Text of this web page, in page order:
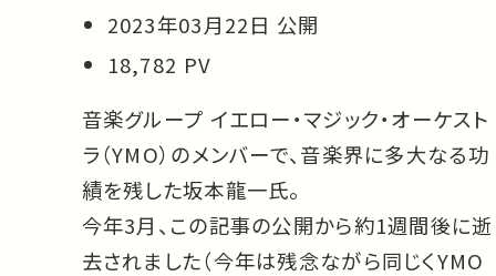
2023年03月22日 公開
18,782 PV
音楽グループ イエロー・マジック・オーケスト
ラ（YMO）のメンバーで、音楽界に多大なる功
績を残した坂本龍一氏。
今年3月、この記事の公開から約1週間後に逝
去されました（今年は残念ながら同じくYMO